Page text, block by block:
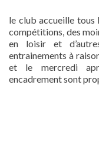
le club accueille tous
compétitions, des
en loisir et
entrainements à
et le mercredi
encadrement sont